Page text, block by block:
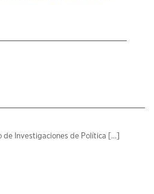
de Investigaciones de Política [...]